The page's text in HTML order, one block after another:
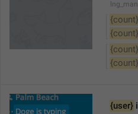
{count}
{count}
{count}
{count}
{user}